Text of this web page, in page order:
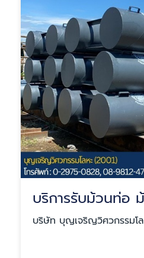
บริการรับม้วนท่อ
บริษัท บุญเจริญวิศวกรรมโ